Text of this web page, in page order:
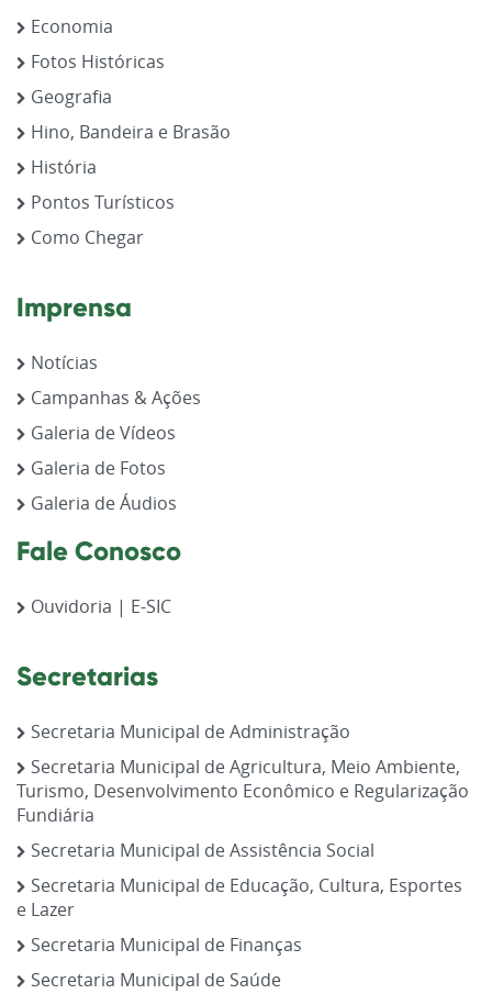
Economia
Fotos Históricas
Geografia
Hino, Bandeira e Brasão
História
Pontos Turísticos
Como Chegar
Imprensa
Notícias
Campanhas & Ações
Galeria de Vídeos
Galeria de Fotos
Galeria de Áudios
Fale Conosco
Ouvidoria | E-SIC
Secretarias
Secretaria Municipal de Administração
Secretaria Municipal de Agricultura, Meio Ambiente,
Turismo, Desenvolvimento Econômico e Regularização
Fundiária
Secretaria Municipal de Assistência Social
Secretaria Municipal de Educação, Cultura, Esportes
e Lazer
Secretaria Municipal de Finanças
Secretaria Municipal de Saúde